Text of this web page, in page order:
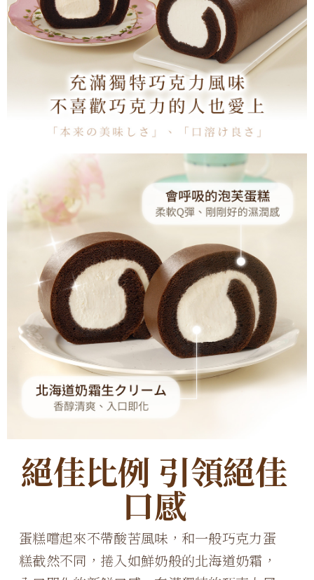
絕佳比例 引領絕佳
口感
蛋糕嚐起來不帶酸苦風味，和一般巧克力蛋
糕截然不同，捲入如鮮奶般的北海道奶霜，